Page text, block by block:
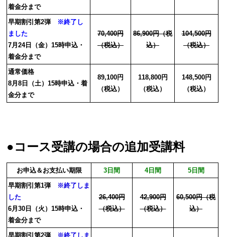
着金分まで
早期割引第2弾※終了し
ました
7月24日（金）15時申込・
着金分まで
70,400円
（税込）
86,900円（税
込）
104,500円
（税込）
通常価格
8月8日（土）15時申込・着
金分まで
89,100円
（税込）
118,800円
（税込）
148,500円
（税込）
●コース受講の場合の追加受講料
お申込＆お支払い期限 3日間 4日間
5日間
早期割引第1弾※終了しま
した
6月30日（火）15時申込・
着金分まで
26,400円
（税込）
42,900円
（税込）
60,500円（税
込）
早期割引第2弾※終了しま